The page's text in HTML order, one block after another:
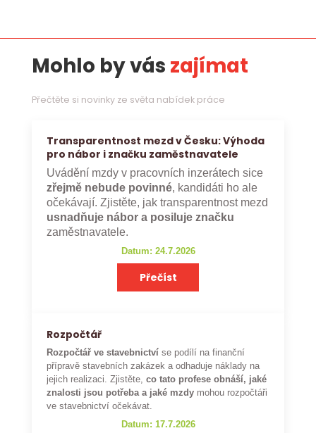
Mohlo by vás zajímat
Přečtěte si novinky ze světa nabídek práce
Transparentnost mezd v Česku: Výhoda
pro nábor i značku zaměstnavatele
Uvádění mzdy v pracovních inzerátech sice
zřejmě nebude povinné, kandidáti ho ale
očekávají. Zjistěte, jak transparentnost mezd
usnadňuje nábor a posiluje značku
zaměstnavatele.
Datum: 24.7.2026
Přečíst
Rozpočtář
Rozpočtář ve stavebnictví se podílí na finanční
přípravě stavebních zakázek a odhaduje náklady na
jejich realizaci. Zjistěte,co tato profese obnáší, jaké
znalosti jsou potřeba a jaké mzdy mohou rozpočtáři
ve stavebnictví očekávat.
Datum: 17.7.2026